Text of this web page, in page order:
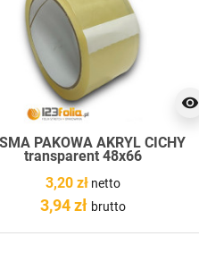
visibility
PAKOWA AKRYL CICHY
transparent 48x66
3,20 zł netto
3,94 zł brutto